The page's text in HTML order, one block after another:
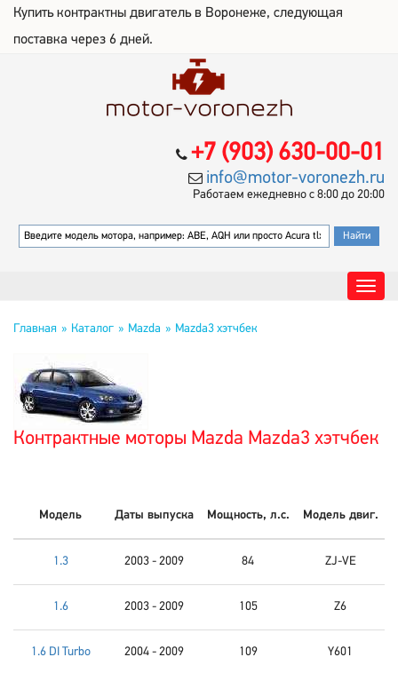
Купить контрактны двигатель в Воронеже, следующая
поставка через 6 дней.
+7 (903) 630-00-01
info@motor-voronezh.ru
Работаем ежедневно с 8:00 до 20:00
Главная Каталог Mazda Mazda3 хэтчбек
Контрактные моторы Mazda Mazda3 хэтчбек
Модель Даты выпуска Мощность, л.с. Модель двиг.
1.3 2003 - 2009 84 ZJ-VE
1.6 2003 - 2009 105 Z6
1.6 DI Turbo 2004 - 2009 109 Y601